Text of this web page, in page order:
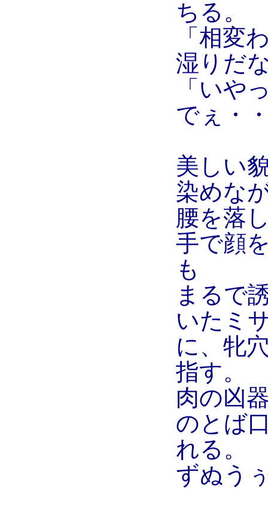
ちる。
「相変
湿りだ
「いや
でぇ・
美しい
染めな
腰を落
手で顔
も
まるで
いたミ
に、牝
指す。
肉の凶
のとば
れる。
ずぬう